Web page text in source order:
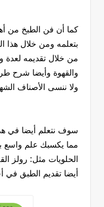
كما أن فن الطبخ من
بتعلمه ومن خلال هذا
من خلال تقديمه لعدة
والقهوة وأيضا شرح
ولا ننسى الأصناف
سوف نتعلم أيضا في
مما يكسبك علم واسع
الحلويات مثل: رولز
أيضا تقديم الطبق في